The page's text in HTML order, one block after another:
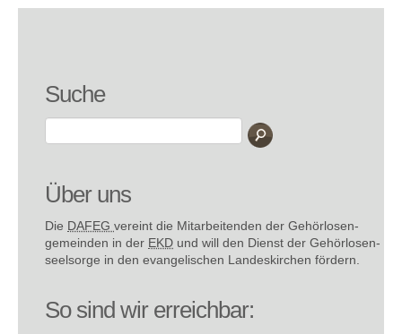
Suche
Über uns
Die DAFEG vereint die Mitarbeitenden der Gehör­losen­
gemeinden in der EKD und will den Dienst der Gehör­losen­
seel­sorge in den evange­lischen Landes­kirchen fördern.
So sind wir erreichbar: